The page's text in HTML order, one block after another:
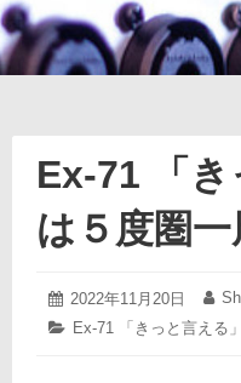
Ex-71 「き
は５度圏一
投
稿
2022年11月20日
2022
年
11
投
稿
カ
Ex-71 「きっと言える